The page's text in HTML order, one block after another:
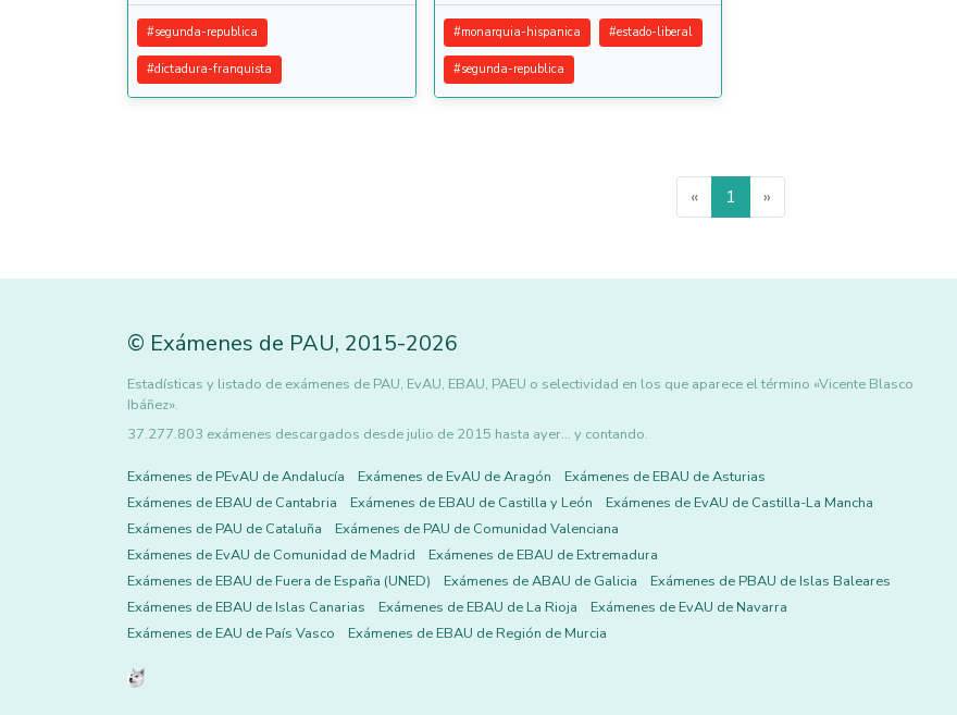
#segunda-republica
#dictadura-franquista
#monarquia-hispanica #estado-liberal
#segunda-republica
« 1 »
© Exámenes de PAU, 2015-2026
Estadísticas y listado de exámenes de PAU, EvAU, EBAU, PAEU o selectividad en los que aparece el término «Vicente Blasco
Ibáñez».
37.277.803 exámenes descargados desde julio de 2015 hasta ayer... y contando.
Exámenes de PEvAU de Andalucía Exámenes de EvAU de Aragón
Exámenes de EBAU de Asturias
Exámenes de EBAU de Cantabria
Exámenes de EBAU de Castilla y León
Exámenes de EvAU de Castilla-La Mancha
Exámenes de PAU de Cataluña
Exámenes de PAU de Comunidad Valenciana
Exámenes de EvAU de Comunidad de Madrid
Exámenes de EBAU de Extremadura
Exámenes de EBAU de Fuera de España (UNED)
Exámenes de ABAU de Galicia
Exámenes de PBAU de Islas Baleares
Exámenes de EBAU de Islas Canarias
Exámenes de EBAU de La Rioja
Exámenes de EvAU de Navarra
Exámenes de EAU de País Vasco
Exámenes de EBAU de Región de Murcia